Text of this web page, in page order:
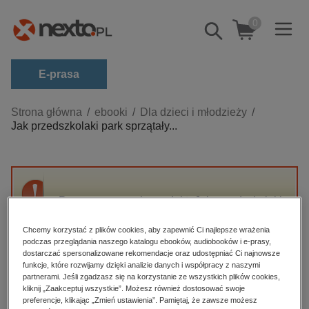
Pokaż/schowaj
wyszukiwarkę
0
E-prasa
Kategorie
Zobacz wszystkie E-prasa
budownictwo, aranżacja wnętrz
dzienniki
edukacja
hobby, sport, rozrywka
komputery, internet, technologie, informatyka
Strona główna ebooki
Dla dzieci i młodzieży
Jak przedszkolaki park sprzątały...
Przepraszamy, ale produkt „Jak przedszkolaki
dostępny.
High-contrast mode
Polecane
Chcemy korzystać z plików cookies, aby zapewnić Ci najlepsze wrażenia
podczas przeglądania naszego katalogu ebooków, audiobooków i e-prasy,
dostarczać spersonalizowane rekomendacje oraz udostępniać Ci najnowsze
funkcje, które rozwijamy dzięki analizie danych i współpracy z naszymi
partnerami. Jeśli zgadzasz się na korzystanie ze wszystkich plików cookies,
kliknij „Zaakceptuj wszystkie”. Możesz również dostosować swoje
preferencje, klikając „Zmień ustawienia”. Pamiętaj, że zawsze możesz